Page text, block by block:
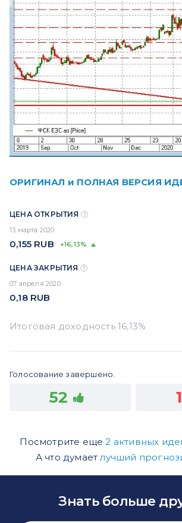
ОРИГИНАЛ и ПОЛНАЯ ВЕРСИЯ
ЦЕНА ОТКРЫТИЯ
13 марта 2020
0,155 RUB +16,13%
ЦЕНА ЗАКРЫТИЯ
07 апреля 2020
0,18 RUB
Голосование завершено.
52
Посмотрите еще2 активных
А что думает лучший
Знать больше